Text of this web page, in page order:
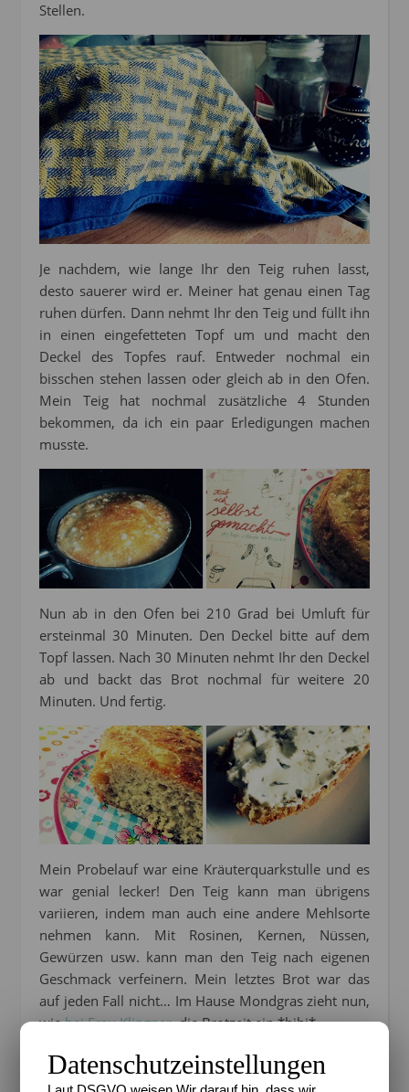
Stellen.
Je nachdem, wie lange Ihr den Teig ruhen lasst,
desto sauerer wird er. Meiner hat genau einen Tag
ruhen dürfen. Dann nehmt Ihr den Teig und füllt ihn
in einen eingefetteten Topf um und macht den
Deckel des Topfes rauf. Entweder nochmal ein
bisschen stehen lassen oder gleich ab in den Ofen.
Mein Teig hat nochmal zusätzliche 4 Stunden
bekommen, da ich ein paar Erledigungen machen
musste.
Nun ab in den Ofen bei 210 Grad bei Umluft für
ersteinmal 30 Minuten. Den Deckel bitte auf dem
Topf lassen. Nach 30 Minuten nehmt Ihr den Deckel
ab und backt das Brot nochmal für weitere 20
Minuten. Und fertig.
Mein Probelauf war eine Kräuterquarkstulle und es
war genial lecker! Den Teig kann man übrigens
variieren, indem man auch eine andere Mehlsorte
nehmen kann. Mit Rosinen, Kernen, Nüssen,
Gewürzen usw. kann man den Teig nach eigenen
Geschmack verfeinern. Mein letztes Brot war das
auf jeden Fall nicht… Im Hause Mondgras zieht nun,
wiebei Frau Klingner, die Brotzeit ein *hihi* .
13 Kommentare
Datenschutzeinstellungen